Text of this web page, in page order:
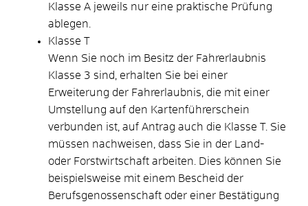
Klasse A jeweils nur eine praktische Prüfung
ablegen.
Klasse T
Wenn Sie noch im Besitz der Fahrerlaubnis
Klasse 3 sind, erhalten Sie bei einer
Erweiterung der Fahrerlaubnis, die mit einer
Umstellung auf den Kartenführerschein
verbunden ist, auf Antrag auch die Klasse T. Sie
müssen nachweisen, dass Sie in der Land-
oder Forstwirtschaft arbeiten.
Dies können Sie
beispielsweise mit einem Bescheid der
Berufsgenossenschaft oder einer Bestätigung